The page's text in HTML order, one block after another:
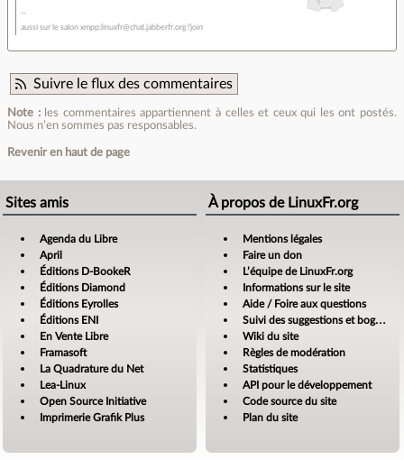
aussi sur le salon xmpp:linuxfr@chat.jabberfr.org?join
Suivre le flux des commentaires
Note :les commentaires appartiennent à celles et ceux qui les ont postés.
Nous n’en sommes pas responsables.
Revenir en haut de page
Sites amis
Agenda du Libre
April
Éditions D-BookeR
Éditions Diamond
Éditions Eyrolles
Éditions ENI
En Vente Libre
Framasoft
La Quadrature du Net
Lea-Linux
Open Source Initiative
Imprimerie Grafik Plus
À propos de LinuxFr.org
Mentions légales
Faire un don
L’équipe de LinuxFr.org
Informations sur le site
Aide / Foire aux questions
Suivi des suggestions et bogues
Wiki du site
Règles de modération
Statistiques
API pour le développement
Code source du site
Plan du site